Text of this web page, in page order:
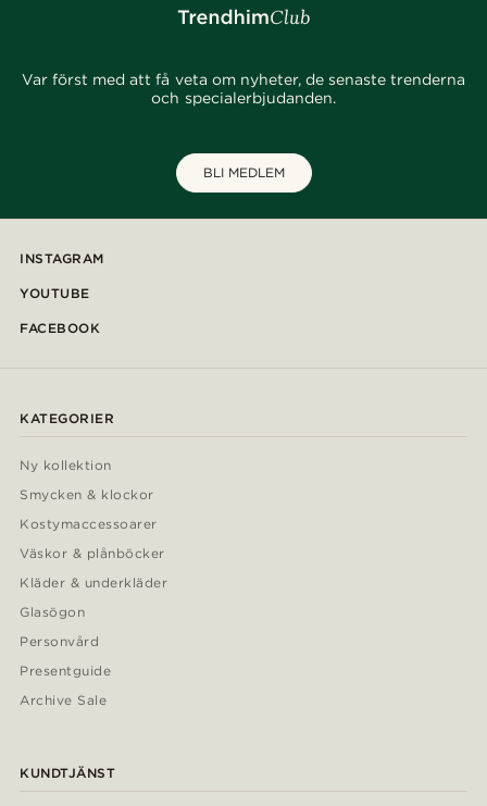
Var först med att få veta om nyheter, de senaste trenderna
och specialerbjudanden.
BLI MEDLEM
INSTAGRAM
YOUTUBE
FACEBOOK
KATEGORIER
Ny kollektion
Smycken & klockor
Kostymaccessoarer
Väskor & plånböcker
Kläder & underkläder
Glasögon
Personvård
Presentguide
Archive Sale
KUNDTJÄNST